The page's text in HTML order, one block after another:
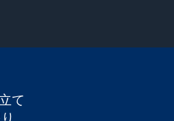
て
、